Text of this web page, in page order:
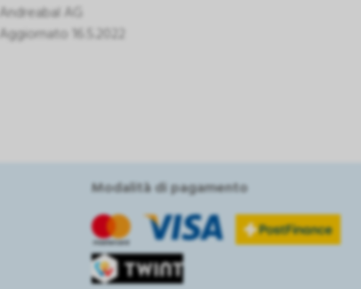
Andreabal AG
Aggiornato 16.5.2022
Modalità di pagamento